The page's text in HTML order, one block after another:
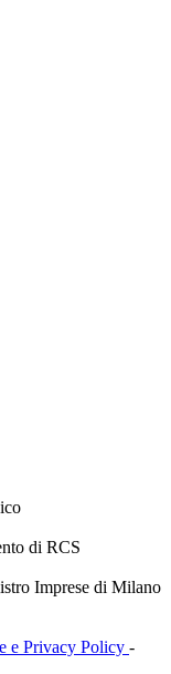
di RCS
Imprese di Milano
e Privacy Policy -